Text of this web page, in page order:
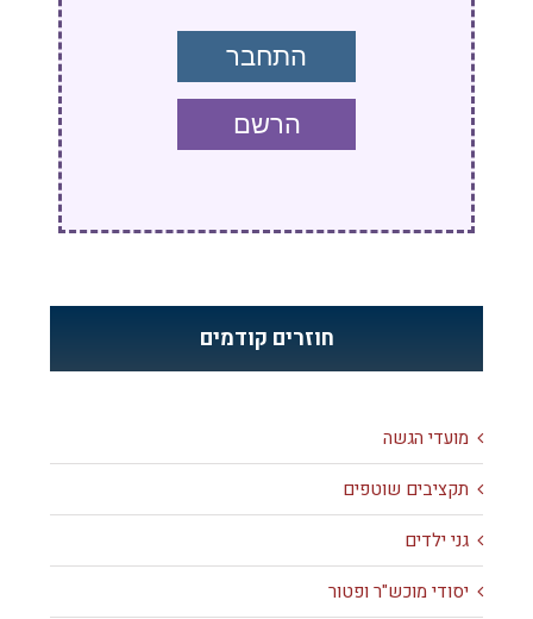
התחבר
הרשם
חוזרים קודמים
מועדי הגשה
תקציבים שוטפים
גני ילדים
יסודי מוכש"ר ופטור